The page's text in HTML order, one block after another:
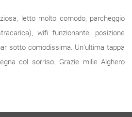
letto molto comodo, parcheggio
wifi funzionante, posizione
sotto comodissima. Un'ultima tappa
col sorriso. Grazie mille Alghero